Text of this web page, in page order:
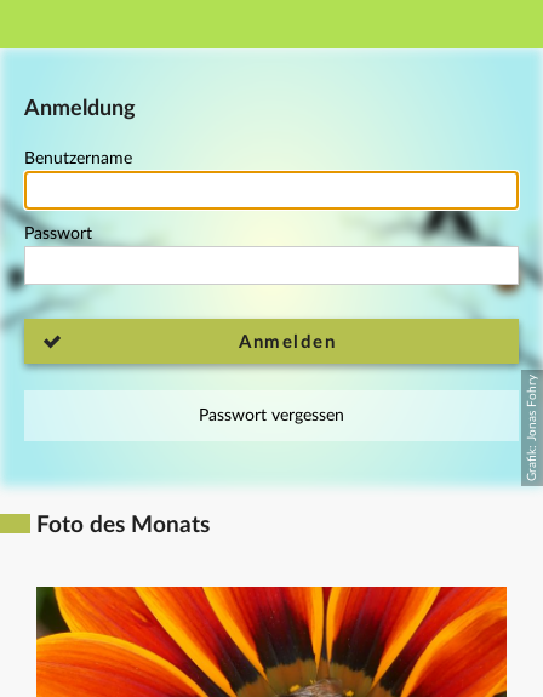
Hauptnavigation
Anmeldung
Benutzername
Passwort
Anmelden
Passwort vergessen
Foto des Monats